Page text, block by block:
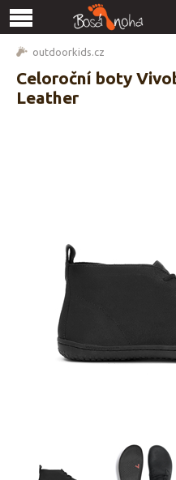
outdoorkids.cz
Celoroční boty
Leather